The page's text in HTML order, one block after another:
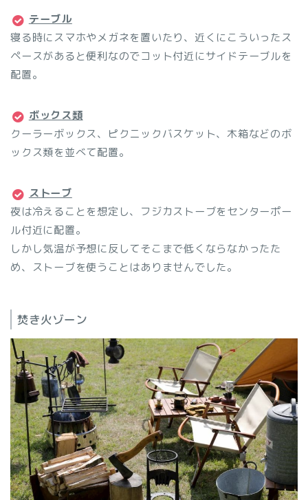
テーブル
寝る時にスマホやメガネを置いたり、近くにこういったス
ペースがあると便利なのでコット付近にサイドテーブルを
配置。
ボックス類
クーラーボックス、ピクニックバスケット、木箱などのボ
ックス類を並べて配置。
ストーブ
夜は冷えることを想定し、フジカストーブをセンターポー
ル付近に配置。
しかし気温が予想に反してそこまで低くならなかったた
め、ストーブを使うことはありませんでした。
焚き火ゾーン